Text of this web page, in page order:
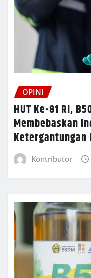
OPINI
HUT Ke-81 RI,
Membebaskan
Ketergantungan
Kontributor